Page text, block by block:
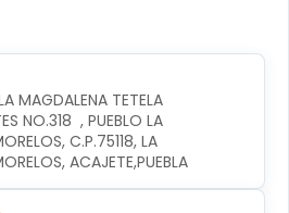
MAGDALENA TETELA
NO.318  , PUEBLO LA
C.P.75118, LA
ACAJETE,PUEBLA